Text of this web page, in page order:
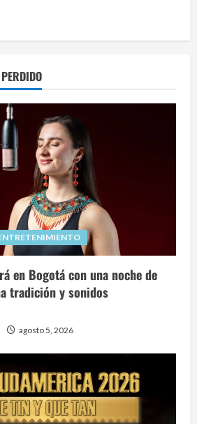
en Bogotá con una noche de
tradición y sonidos
agosto 5, 2026